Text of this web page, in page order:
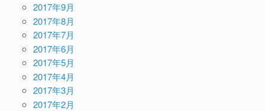
2017年9月
2017年8月
2017年7月
2017年6月
2017年5月
2017年4月
2017年3月
2017年2月